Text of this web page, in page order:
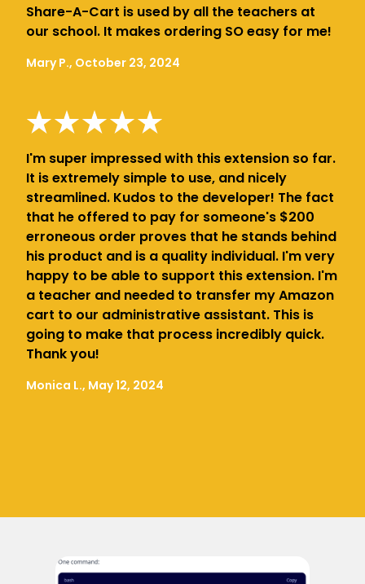
Share-A-Cart is used by all the teachers at
our school. It makes ordering SO easy for me!
Mary P., October 23, 2024
I'm super impressed with this extension so far.
It is extremely simple to use, and nicely
streamlined. Kudos to the developer! The fact
that he offered to pay for someone's $200
erroneous order proves that he stands behind
his product and is a quality individual. I'm very
happy to be able to support this extension. I'm
a teacher and needed to transfer my Amazon
cart to our administrative assistant. This is
going to make that process incredibly quick.
Thank you!
Monica L., May 12, 2024